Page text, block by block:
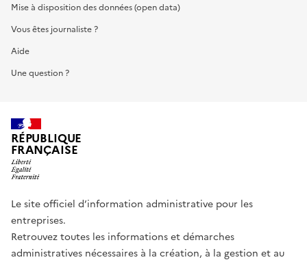
Mise à disposition des données (open data)
Vous êtes journaliste ?
Aide
Une question ?
RÉPUBLIQUE
FRANÇAISE
Le site officiel d’information administrative pour les
entreprises.
Retrouvez toutes les informations et démarches
administratives nécessaires à la création, à la gestion et au